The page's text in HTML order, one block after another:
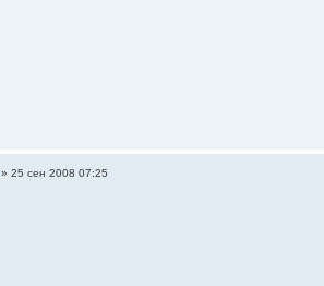
» 25 сен 2008 07:25